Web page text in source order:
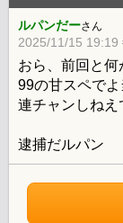
ルパンだーさん
2025/11/15 19:19
おら、前回と
99の甘スペで
連チャンしねえ
逮捕だルパン